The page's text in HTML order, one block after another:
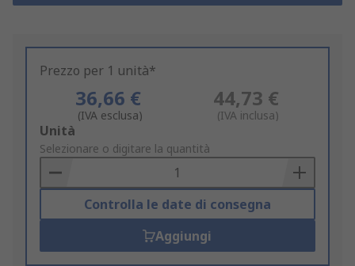
Prezzo per 1 unità*
36,66 €
(IVA esclusa)
44,73 €
(IVA inclusa)
Add
to
Basket
Unità
Selezionare o digitare la quantità
Controlla le date di consegna
Aggiungi